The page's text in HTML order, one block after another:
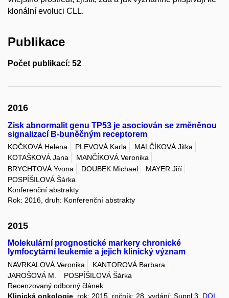
klonální evoluci CLL.
Publikace
Počet publikací: 52
2016
Zisk abnormalit genu TP53 je asociován se změněnou
signalizací B-buněčným receptorem
KOČKOVÁ Helena PLEVOVÁ Karla
MALČÍKOVÁ Jitka
KOTAŠKOVÁ Jana
MANČÍKOVÁ Veronika
BRYCHTOVÁ Yvona
DOUBEK Michael
MAYER Jiří
POSPÍŠILOVÁ Šárka
Konferenční abstrakty
Rok: 2016, druh: Konferenční abstrakty
2015
Molekulární prognostické markery chronické
lymfocytární leukemie a jejich klinický význam
NAVRKALOVÁ Veronika
KANTOROVÁ Barbara
JAROŠOVÁ M.
POSPÍŠILOVÁ Šárka
Recenzovaný odborný článek
Klinická onkologie , rok: 2015, ročník: 28, vydání: Suppl 3, DOI